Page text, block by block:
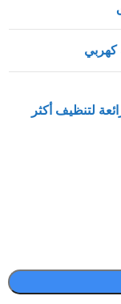
يوفر قوة رائعة لتنظيف أكثر